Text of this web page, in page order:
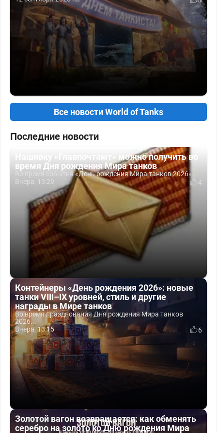
Все новости World of Tanks
Последние новости
Нашивку «Главпочтамт» можно получить во
время Дня рождения Мира танков
Во время события «День рождения Мира танков 2026»...
Вчера, 13:29
4
Контейнеры «День рождения 2026»: новые
танки VIII–IX уровней, стиль и другие
награды в Мире танков
Во время празднования Дня рождения Мира танков
2026...
Вчера, 13:15
6
Золотой вагон возвращается: как обменять
серебро на золото ко Дню рождения Мира